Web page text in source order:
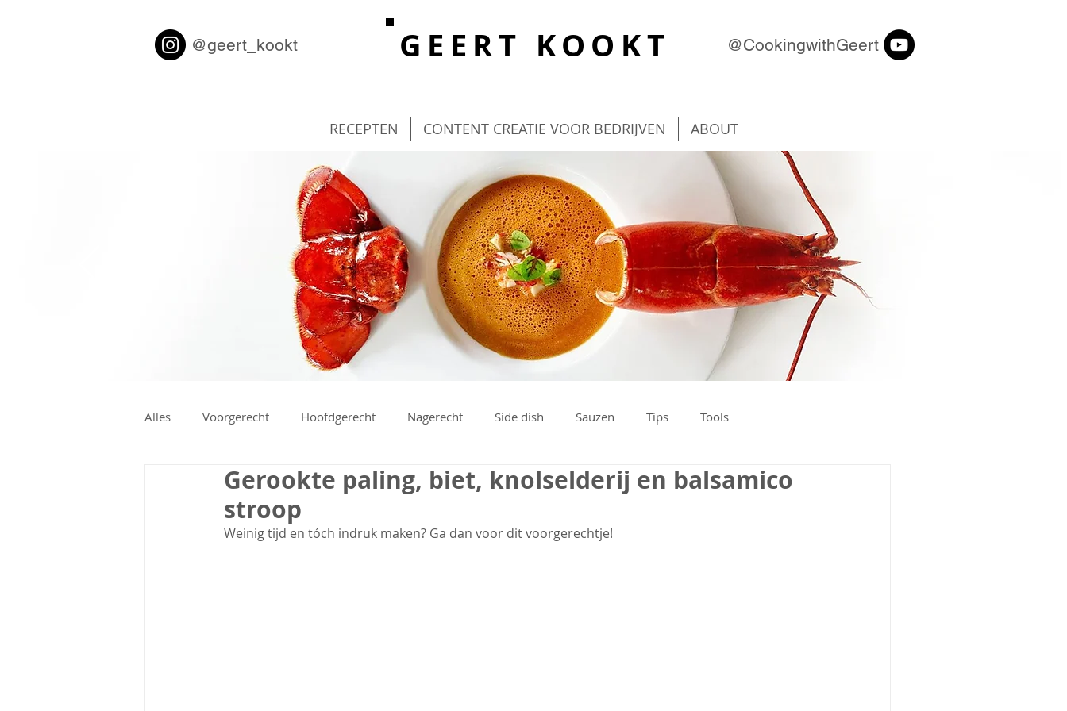
@geert_kookt GEERT KOOKT @CookingwithGeert
RECEPTEN CONTENT CREATIE VOOR BEDRIJVEN ABOUT
Alles Voorgerecht Hoofdgerecht Nagerecht Side dish Sauzen Tips Tools
Gerookte paling, biet, knolselderij en balsamico
stroop
Weinig tijd en tóch indruk maken? Ga dan voor dit voorgerechtje!